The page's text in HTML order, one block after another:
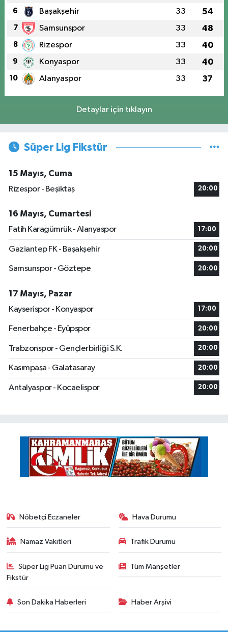
6 Başakşehir 33 54
7 Samsunspor 33 48
8 Rizespor 33 40
9 Konyaspor 33 40
10 Alanyaspor 33 37
Detaylar için tıklayın
Süper Lig Fikstür
15 Mayıs, Cuma
Rizespor - Beşiktaş
20:00
16 Mayıs, Cumartesi
Fatih Karagümrük - Alanyaspor
17:00
Gaziantep FK - Başakşehir 20:00
Samsunspor - Göztepe 20:00
17 Mayıs, Pazar
Kayserispor - Konyaspor
17:00
Fenerbahçe - Eyüpspor 20:00
Trabzonspor - Gençlerbirliği S.K. 20:00
Kasımpaşa - Galatasaray 20:00
Antalyaspor - Kocaelispor 20:00
Nöbetçi Eczaneler Hava Durumu
Namaz Vakitleri Trafik Durumu
Süper Lig Puan Durumu ve
Fikstür
Tüm Manşetler
Son Dakika Haberleri Haber Arşivi